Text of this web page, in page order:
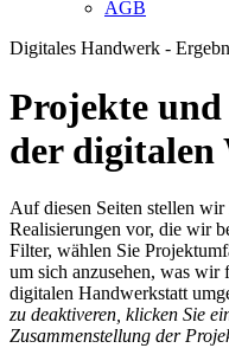
AGB
Digitales Handwerk -
Projekte und
der digitalen
Auf diesen Seiten stellen
Realisierungen vor, die wir
Filter, wählen Sie
um sich anzusehen, was wir
digitalen Handwerkstatt
zu deaktiveren, klicken Sie
Zusammenstellung der